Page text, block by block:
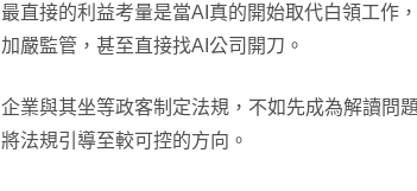
最直接的利益考量是當AI真的開始取代白領工作
加嚴監管，甚至直接找AI公司開刀。
企業與其坐等政客制定法規，不如先成為解讀問
將法規引導至較可控的方向。